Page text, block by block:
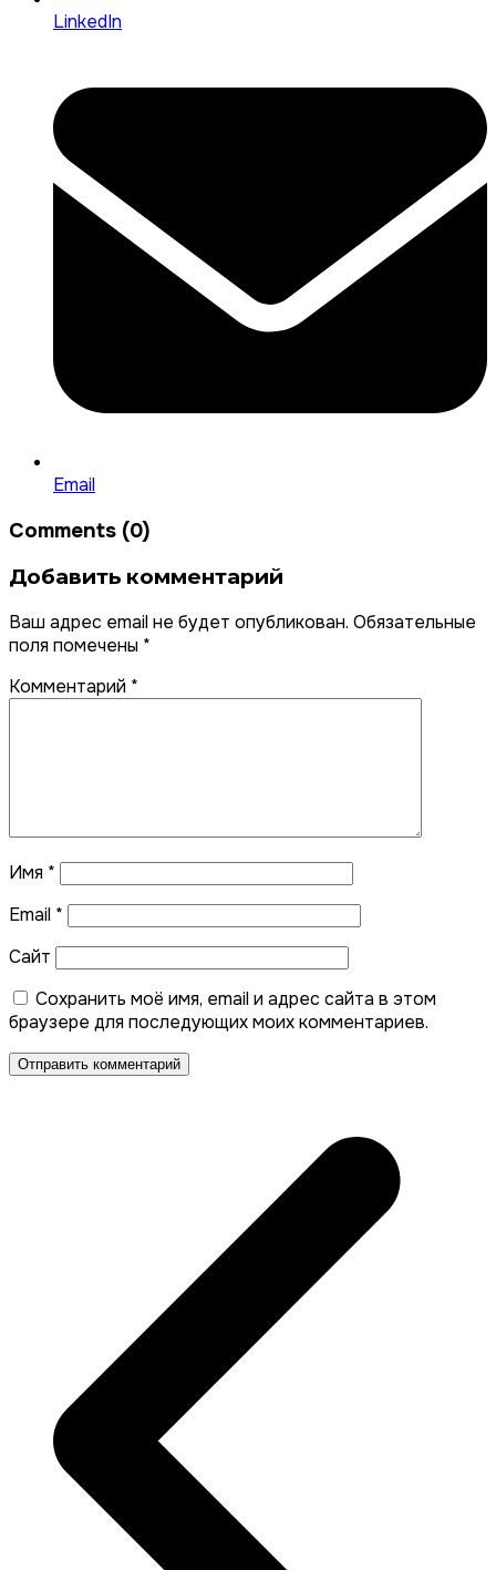
LinkedIn
Email
Comments (0)
Добавить комментарий
Ваш адрес email не будет опубликован. Обязательные
поля помечены *
Комментарий *
Имя *
Email *
Сайт
Сохранить моё имя, email и адрес сайта в этом
браузере для последующих моих комментариев.